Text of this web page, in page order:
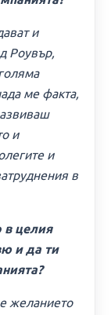
и
Роувър,
ме факта,
и
и
в
в целия
и да ти